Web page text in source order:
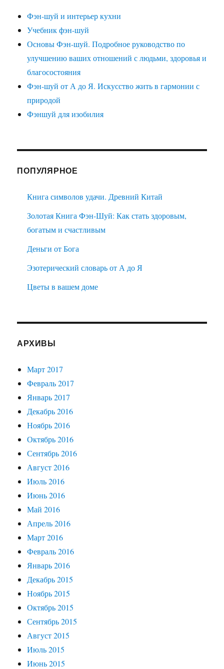
Фэн-шуй и интерьер кухни
Учебник фэн-шуй
Основы Фэн-шуй. Подробное руководство по
улучшению ваших отношений с людьми, здоровья и
благосостояния
Фэн-шуй от А до Я. Искусство жить в гармонии с
природой
Фэншуй для изобилия
ПОПУЛЯРНОЕ
Книга символов удачи. Древний Китай
Золотая Книга Фэн-Шуй: Как стать здоровым,
богатым и счастливым
Деньги от Бога
Эзотерический словарь от А до Я
Цветы в вашем доме
АРХИВЫ
Март 2017
Февраль 2017
Январь 2017
Декабрь 2016
Ноябрь 2016
Октябрь 2016
Сентябрь 2016
Август 2016
Июль 2016
Июнь 2016
Май 2016
Апрель 2016
Март 2016
Февраль 2016
Январь 2016
Декабрь 2015
Ноябрь 2015
Октябрь 2015
Сентябрь 2015
Август 2015
Июль 2015
Июнь 2015